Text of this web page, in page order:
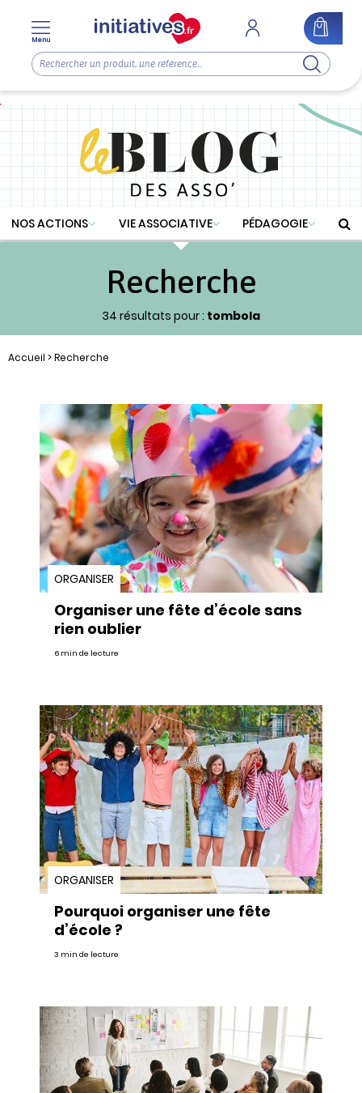
NOS ACTIONS VIE ASSOCIATIVE PÉDAGOGIE
Recherche
34 résultats pour : tombola
Accueil > Recherche
ORGANISER
Organiser une fête d’école sans
rien oublier
6 min de lecture
ORGANISER
Pourquoi organiser une fête
d’école ?
3 min de lecture
Menu